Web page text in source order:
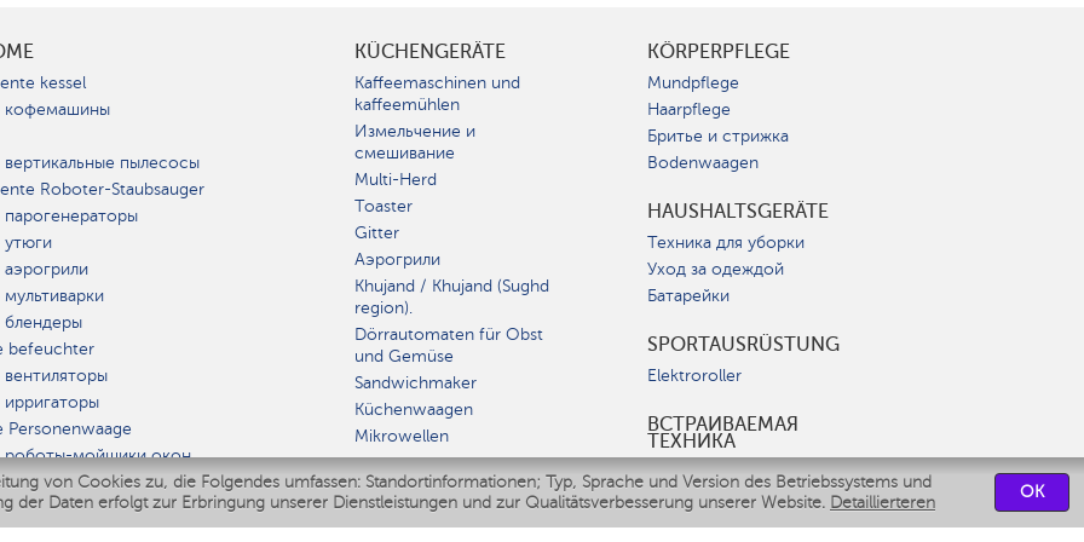
von Cookies zu, die Folgendes umfassen: Standortinformationen; Typ, Sprache und Version des Betriebssystems und
Daten erfolgt zur Erbringung unserer Dienstleistungen und zur Qualitätsverbesserung unserer Website. Detaillierteren
OK
kessel
кофемашины
пылесосы
Roboter-Staubsauger
befeuchter
Personenwaage
роботы-мойщики окон
Multikocher
IQ Home
KÜCHENGERÄTE
Kaffeemaschinen und
kaffeemühlen
Измельчение и
смешивание
Multi-Herd
Toaster
Gitter
Аэрогрили
Khujand / Khujand (Sughd
region).
Dörrautomaten für Obst
und Gemüse
Sandwichmaker
Küchenwaagen
Mikrowellen
GERÄT
KÖRPERPFLEGE
Mundpflege
Haarpflege
Бритье и стрижка
Bodenwaagen
HAUSHALTSGERÄTE
Техника для уборки
Уход за одеждой
Батарейки
SPORTAUSRÜSTUNG
Elektroroller
ВСТРАИВАЕМАЯ
ТЕХНИКА
Вытяжки
Варочные панели
Духовые шкафы